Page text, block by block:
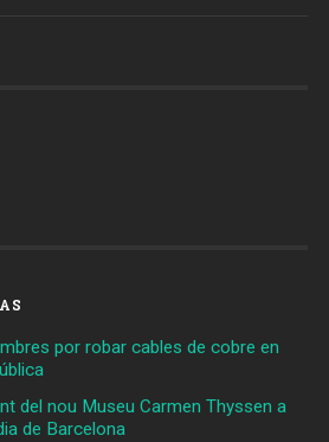
por robar cables de cobre en
del nou Museu Carmen Thyssen a
de Barcelona